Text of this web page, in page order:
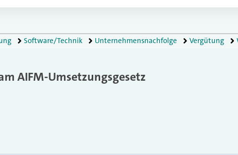
Software/Technik Unternehmensnachfolge Vergütung
AIFM-Umsetzungsgesetz